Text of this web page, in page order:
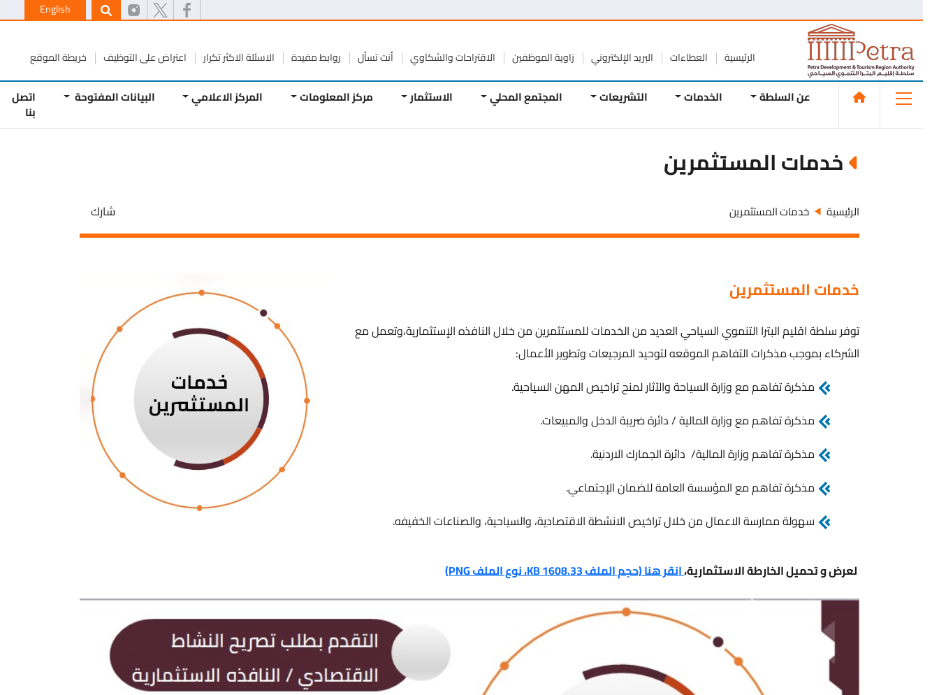
English
الرئيسية العطاءات البريد الإلكتروني زاوية الموظفين الاقتراحات والشكاوي أنت تسأل روابط مفيدة الاسئلة الاكثر تكرار اعتراض على التوظيف خريطة الموقع
عن السلطة الخدمات التشريعات المجتمع المحلي الاستثمار مركز المعلومات المركز الاعلامي البيانات المفتوحة اتصل
خدمات المستثمرين
الرئيسية خدمات المستثمرين شارك
خدمات المستثمرين
توفر سلطة اقليم البترا التنموي السياحي العديد من الخدمات للمستثمرين من خلال النافذه الإستثمارية،وتعمل مع
الشركاء بموجب مذكرات التفاهم الموقعه لتوحيد المرجيعات وتطوير الأعمال:
مذكرة تفاهم مع وزارة السياحة والآثار لمنح تراخيص المهن السياحية.
مذكرة تفاهم مع وزارة المالية / دائرة ضريبة الدخل والمبيعات.
مذكرة تفاهم وزارة المالية/ دائرة الجمارك الاردنية.
مذكرة تفاهم مع المؤسسة العامة للضمان الإجتماعي.
سهولة ممارسة الاعمال من خلال تراخيص الانشطة الاقتصادية، والسياحية، والصناعات الخفيفه.
لعرض و تحميل الخارطة الاستثمارية،انقر هنا (حجم الملف 1608.33 KB، نوع الملف PNG)